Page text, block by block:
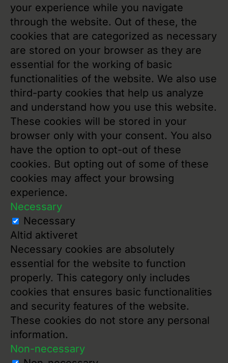
your experience while you navigate
through the website. Out of these, the
cookies that are categorized as necessary
are stored on your browser as they are
essential for the working of basic
functionalities of the website. We also use
third-party cookies that help us analyze
and understand how you use this website.
These cookies will be stored in your
browser only with your consent. You also
have the option to opt-out of these
cookies. But opting out of some of these
cookies may affect your browsing
experience.
Necessary
Necessary
Altid aktiveret
Necessary cookies are absolutely
essential for the website to function
properly. This category only includes
cookies that ensures basic functionalities
and security features of the website.
These cookies do not store any personal
information.
Non-necessary